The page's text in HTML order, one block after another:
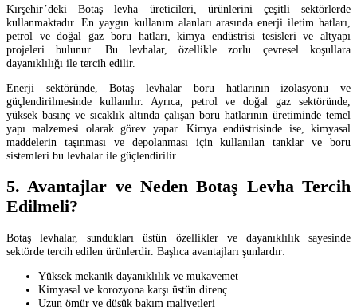
Kırşehir’deki Botaş levha üreticileri, ürünlerini çeşitli sektörlerde
kullanmaktadır. En yaygın kullanım alanları arasında enerji iletim hatları,
petrol ve doğal gaz boru hatları, kimya endüstrisi tesisleri ve altyapı
projeleri bulunur. Bu levhalar, özellikle zorlu çevresel koşullara
dayanıklılığı ile tercih edilir.
Enerji sektöründe, Botaş levhalar boru hatlarının izolasyonu ve
güçlendirilmesinde kullanılır. Ayrıca, petrol ve doğal gaz sektöründe,
yüksek basınç ve sıcaklık altında çalışan boru hatlarının üretiminde temel
yapı malzemesi olarak görev yapar. Kimya endüstrisinde ise, kimyasal
maddelerin taşınması ve depolanması için kullanılan tanklar ve boru
sistemleri bu levhalar ile güçlendirilir.
5. Avantajlar ve Neden Botaş Levha Tercih
Edilmeli?
Botaş levhalar, sundukları üstün özellikler ve dayanıklılık sayesinde
sektörde tercih edilen ürünlerdir. Başlıca avantajları şunlardır:
Yüksek mekanik dayanıklılık ve mukavemet
Kimyasal ve korozyona karşı üstün direnç
Uzun ömür ve düşük bakım maliyetleri